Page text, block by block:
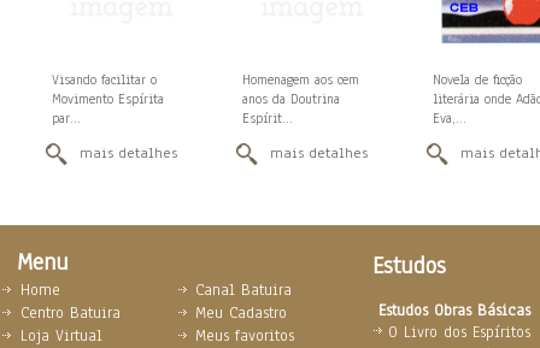
Visando facilitar o
Movimento Espírita
par...
mais detalhes
Homenagem aos cem
anos da Doutrina
Espírit...
mais detalhes
Novela de ficção
literária onde
Eva,...
mais
Menu Estudos
Estudos Obras Básicas
O Livro dos Espíritos
Home
Centro Batuira
Loja Virtual
Canal Batuira
Meu Cadastro
Meus favoritos